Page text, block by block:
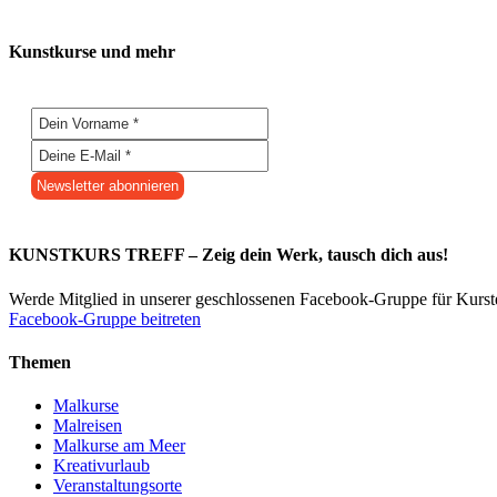
Kunstkurse und mehr
KUNSTKURS TREFF – Zeig dein Werk, tausch dich aus!
Werde Mitglied in unserer geschlossenen Facebook-Gruppe für
Facebook-Gruppe beitreten
Themen
Malkurse
Malreisen
Malkurse am Meer
Kreativurlaub
Veranstaltungsorte